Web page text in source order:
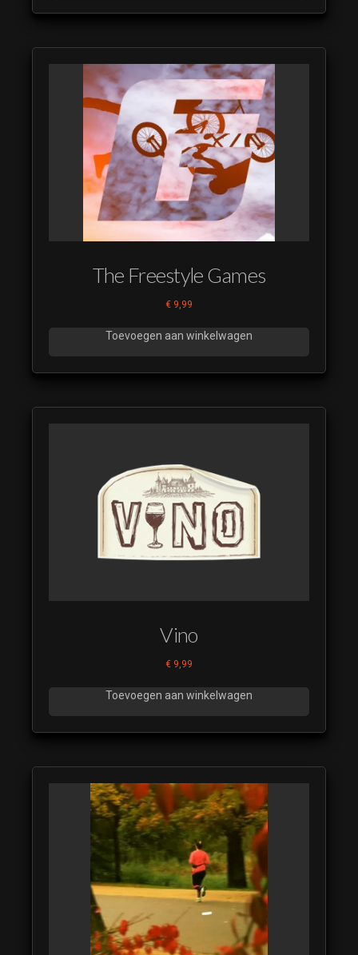
The Freestyle Games
€ 9,99
Toevoegen aan winkelwagen
Vino
€ 9,99
Toevoegen aan winkelwagen